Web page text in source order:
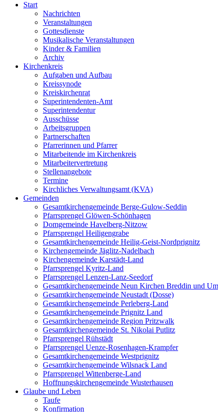
Start
Nachrichten
Veranstaltungen
Gottesdienste
Musikalische Veranstaltungen
Kinder & Familien
Archiv
Kirchenkreis
Aufgaben und Aufbau
Kreissynode
Kreiskirchenrat
Superintendenten-Amt
Superintendentur
Ausschüsse
Arbeitsgruppen
Partnerschaften
Pfarrerinnen und Pfarrer
Mitarbeitende im Kirchenkreis
Mitarbeitervertretung
Stellenangebote
Termine
Kirchliches Verwaltungsamt (KVA)
Gemeinden
Gesamtkirchengemeinde Berge-Gulow-Seddin
Pfarrsprengel Glöwen-Schönhagen
Domgemeinde Havelberg-Nitzow
Pfarrsprengel Heiligengrabe
Gesamtkirchengemeinde Heilig-Geist-Nordprignitz
Kirchengemeinde Jäglitz-Nadelbach
Kirchengemeinde Karstädt-Land
Pfarrsprengel Kyritz-Land
Pfarrsprengel Lenzen-Lanz-Seedorf
Gesamtkirchengemeinde Neun Kirchen Breddin und
Gesamtkirchengemeinde Neustadt (Dosse)
Gesamtkirchengemeinde Perleberg-Land
Gesamtkirchengemeinde Prignitz Land
Gesamtkirchengemeinde Region Pritzwalk
Gesamtkirchengemeinde St. Nikolai Putlitz
Pfarrsprengel Rühstädt
Pfarrsprengel Uenze-Rosenhagen-Krampfer
Gesamtkirchengemeinde Westprignitz
Gesamtkirchengemeinde Wilsnack Land
Pfarrsprengel Wittenberge-Land
Hoffnungskirchengemeinde Wusterhausen
Glaube und Leben
Taufe
Konfirmation